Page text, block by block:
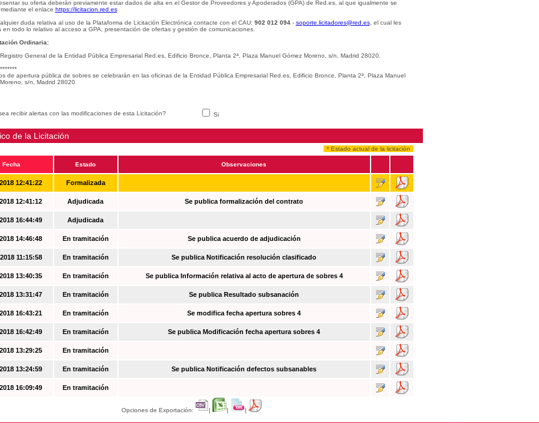
su oferta deberán previamente estar dados de alta en el Gestor de Proveedores y Apoderados (GPA) de Red.es, al que igualmente se
el enlace https://licitacion.red.es
duda relativa al uso de la Plataforma de Licitación Electrónica contacte con el CAU: 902 012 094- soporte.licitadores@red.es, el cual les
en todo lo relativo al acceso a GPA, presentación de ofertas y gestión de comunicaciones.
Ordinaria:
General de la Entidad Pública Empresarial Red.es, Edificio Bronce, Planta 2ª, Plaza Manuel Gómez Moreno, s/n, Madrid 28020.
de apertura pública de sobres se celebrarán en las oficinas de la Entidad Pública Empresarial Red.es, Edificio Bronce, Planta 2ª, Plaza Manuel
s/n, Madrid 28020
recibir alertas con las modificaciones de esta Licitación? Si
de la Licitación
* Estado actual de la licitación
Fecha Estado Observaciones
12:41:22 Formalizada
12:41:12 Adjudicada Se publica formalización del contrato
16:44:49 Adjudicada
14:46:48 En tramitación Se publica acuerdo de adjudicación
11:15:58 En tramitación Se publica Notificación resolución clasificado
13:40:35 En tramitación Se publica Información relativa al acto de apertura de sobres 4
13:31:47 En tramitación Se publica Resultado subsanación
16:43:21 En tramitación Se modifica fecha apertura sobres 4
16:42:49 En tramitación Se publica Modificación fecha apertura sobres 4
13:29:25 En tramitación
13:24:59 En tramitación Se publica Notificación defectos subsanables
16:09:49 En tramitación
Opciones de Exportación: | | |